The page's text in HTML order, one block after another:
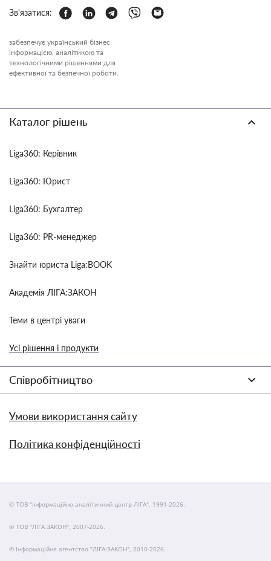
Зв'язатися:
забезпечує український бізнес
інформацією, аналітикою та
технологічними рішеннями для
ефективної та безпечної роботи.
Каталог рішень
Liga360: Керівник
Liga360: Юрист
Liga360: Бухгалтер
Liga360: PR-менеджер
Знайти юриста Liga:BOOK
Академія ЛІГА:ЗАКОН
Теми в центрі уваги
Усі рішення і продукти
Співробітництво
Умови використання сайту
Політика конфіденційності
© ТОВ "інформаційно-аналітичний центр ЛІГА", 1991-2026.
© ТОВ "ЛІГА ЗАКОН", 2007-2026.
© Інформаційне агентство "ЛІГА:ЗАКОН", 2010-2026.